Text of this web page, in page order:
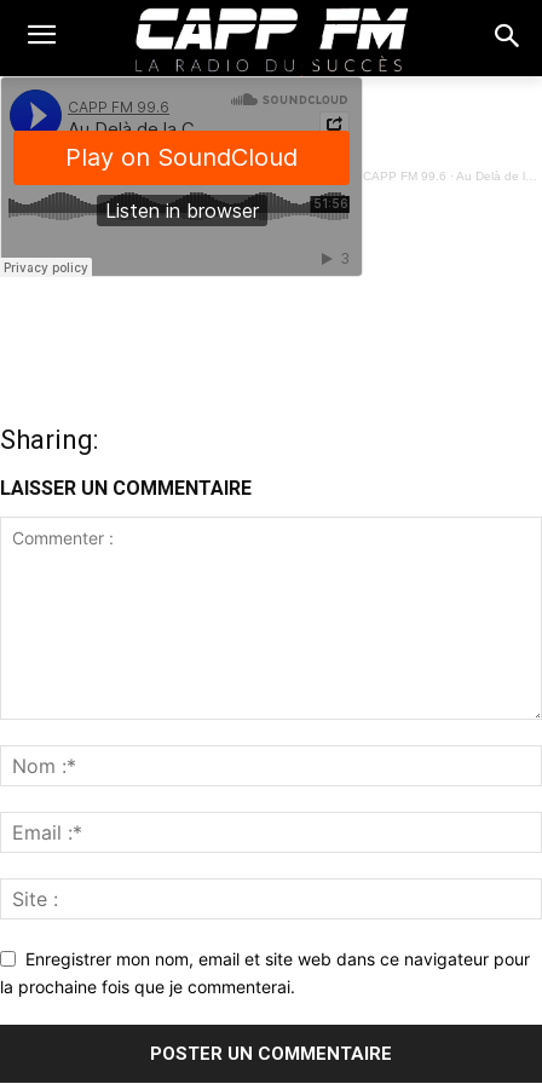
CAPP FM 99.6 · Au Delà de la Chronique - Le passé le socle du présent et du future - 25 Avril 2024
Sharing:
LAISSER UN COMMENTAIRE
Enregistrer mon nom, email et site web dans ce navigateur pour
la prochaine fois que je commenterai.